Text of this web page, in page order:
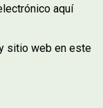
aquí
sitio web en este